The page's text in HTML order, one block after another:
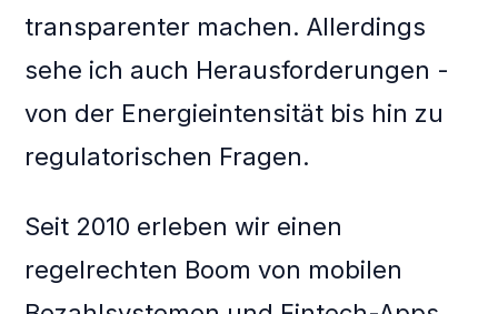
transparenter machen. Allerdings
sehe ich auch Herausforderungen -
von der Energieintensität bis hin zu
regulatorischen Fragen.
Seit 2010 erleben wir einen
regelrechten Boom von mobilen